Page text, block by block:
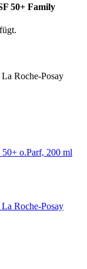
50+ Family
Roche-Posay
o.Parf, 200 ml
Roche-Posay